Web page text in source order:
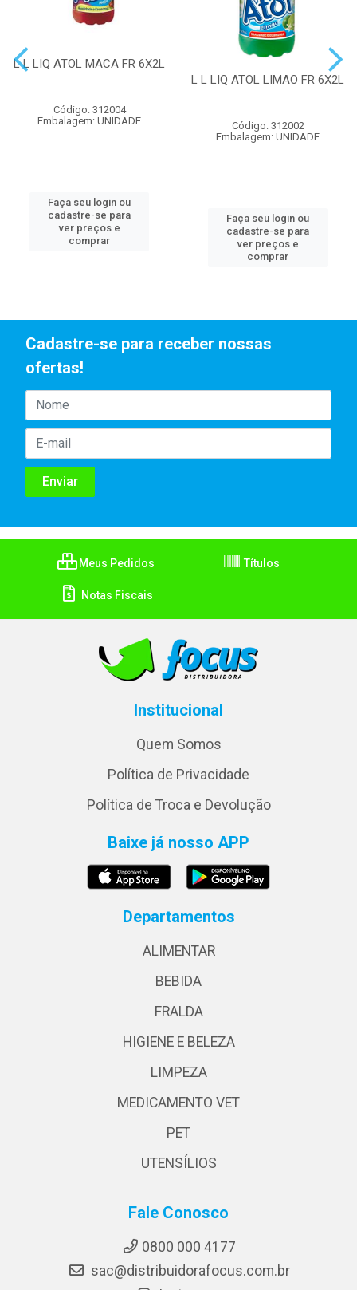
L L LIQ ATOL MACA FR 6X2L
Código: 312004
Embalagem: UNIDADE
Faça seu login ou
cadastre-se para
ver preços e
comprar
L L LIQ ATOL LIMAO FR 6X2L
Código: 312002
Embalagem: UNIDADE
Faça seu login ou
cadastre-se para
ver preços e
comprar
Cadastre-se para receber nossas
ofertas!
Meus Pedidos Títulos
Notas Fiscais
Institucional
Quem Somos
Política de Privacidade
Política de Troca e Devolução
Baixe já nosso APP
Departamentos
ALIMENTAR
BEBIDA
FRALDA
HIGIENE E BELEZA
LIMPEZA
MEDICAMENTO VET
PET
UTENSÍLIOS
Fale Conosco
0800 000 4177
sac@distribuidorafocus.com.br